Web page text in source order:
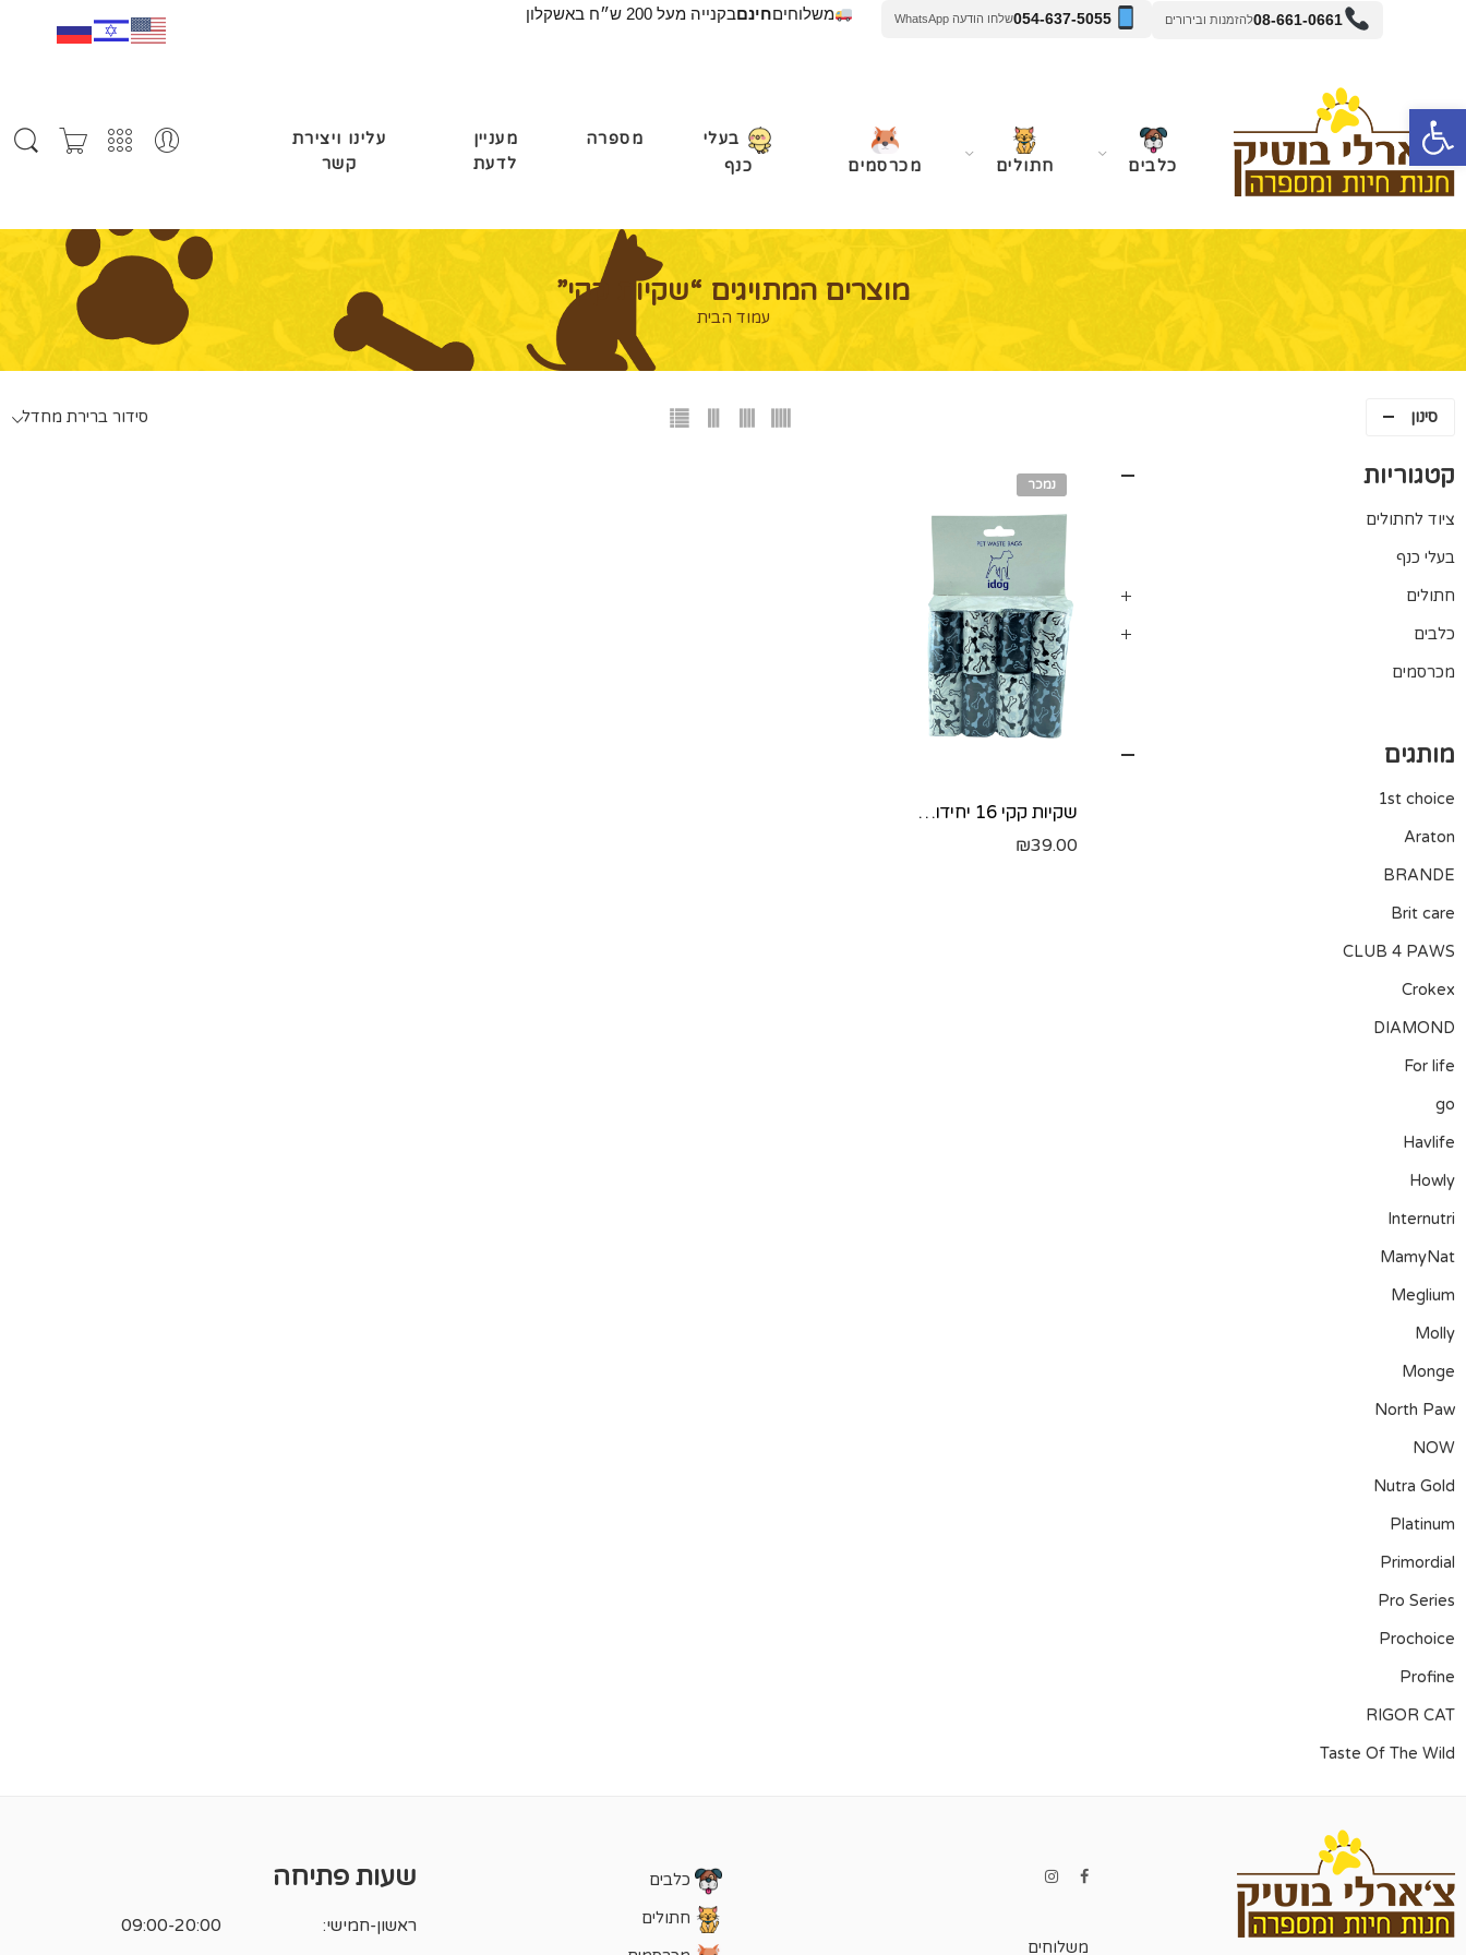
פתח סרגל נגישות
054-637-5055שלחו הודעה WhatsApp 08-661-0661להזמנות ובירורים משלוחיםחינםבקנייה מעל 200 ש״ח באשקלון
כלבים חתולים מכרסמים
בעלי
כנף
מספרה
מעניין
לדעת
עלינו ויצירת
קשר
מוצרים המתויגים “שקיות קקי”
עמוד הבית
סינון
נמכר
שקיות קקי 16 יחידות PET WASE BAGS
₪39.00
קטגוריות
ציוד לחתולים
בעלי כנף
חתולים
כלבים
מכרסמים
מותגים
1st choice
Araton
BRANDE
Brit care
CLUB 4 PAWS
Crokex
DIAMOND
For life
go
Havlife
Howly
Internutri
MamyNat
Meglium
Molly
Monge
North Paw
NOW
Nutra Gold
Platinum
Primordial
Pro Series
Prochoice
Profine
RIGOR CAT
Taste Of The Wild
משלוחים
כלבים
חתולים
שעות פתיחה
ראשון-חמישי: 09:00-20:00